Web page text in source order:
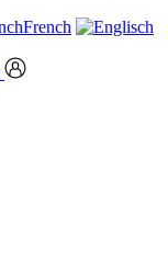
French